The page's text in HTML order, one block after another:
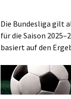
Die Bundesliga gilt
für die Saison
basiert auf den